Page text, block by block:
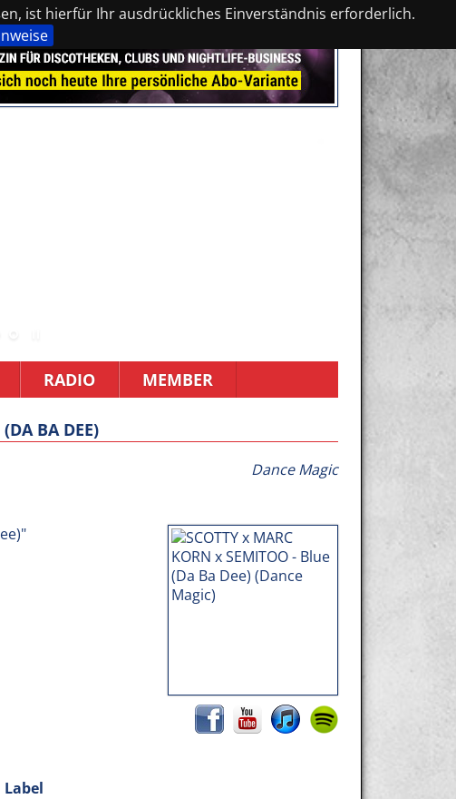
ist hierfür Ihr ausdrückliches Einverständnis erforderlich.
RADIO MEMBER
BA DEE)
Dance Magic
Label